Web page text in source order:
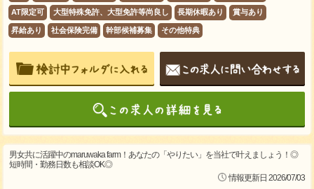
AT限定可 大型特殊免許、大型免許等尚良し 長期休暇あり 賞与あり
昇給あり 社会保険完備 幹部候補募集 その他特典
男女共に活躍中のmaruwaka farm！あなたの「やりたい」を当社で叶えましょう！◎
短時間・勤務日数も相談OK◎
情報更新日 2026/07/03